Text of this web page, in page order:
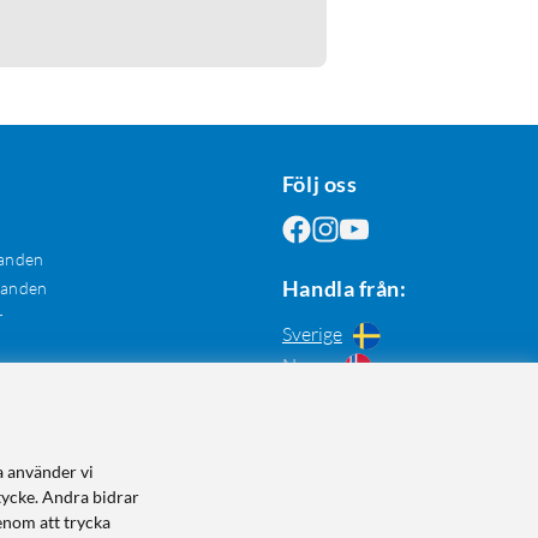
Följ oss
Handla från:
Sverige
Norge
använder vi
Andra bidrar
att trycka